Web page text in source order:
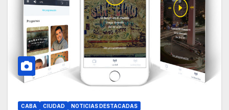
CABA CIUDAD
NOTICIAS DESTACADAS